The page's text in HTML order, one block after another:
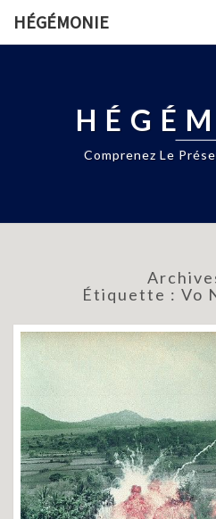
HÉGÉMONIE
Comprenez Le
Étiquette : Vo